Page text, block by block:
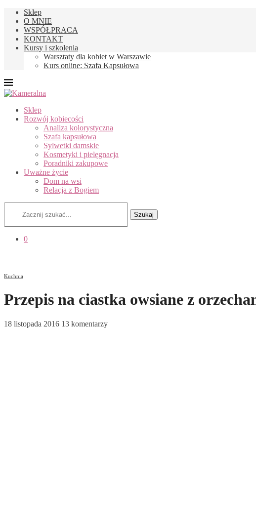
Sklep
O MNIE
WSPÓŁPRACA
KONTAKT
Kursy i szkolenia
Warsztaty dla kobiet w Warszawie
Kurs online: Szafa Kapsułowa
Sklep
Rozwój kobiecości
Analiza kolorystyczna
Szafa kapsułowa
Sylwetki damskie
Kosmetyki i pielęgnacja
Poradniki zakupowe
Uważne życie
Dom na wsi
Relacja z Bogiem
Szukaj
0
Kuchnia
Przepis na ciastka owsiane z
18 listopada 2016 13 komentarzy